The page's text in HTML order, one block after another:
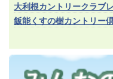
大利根カントリークラブ
飯能くすの樹カントリー